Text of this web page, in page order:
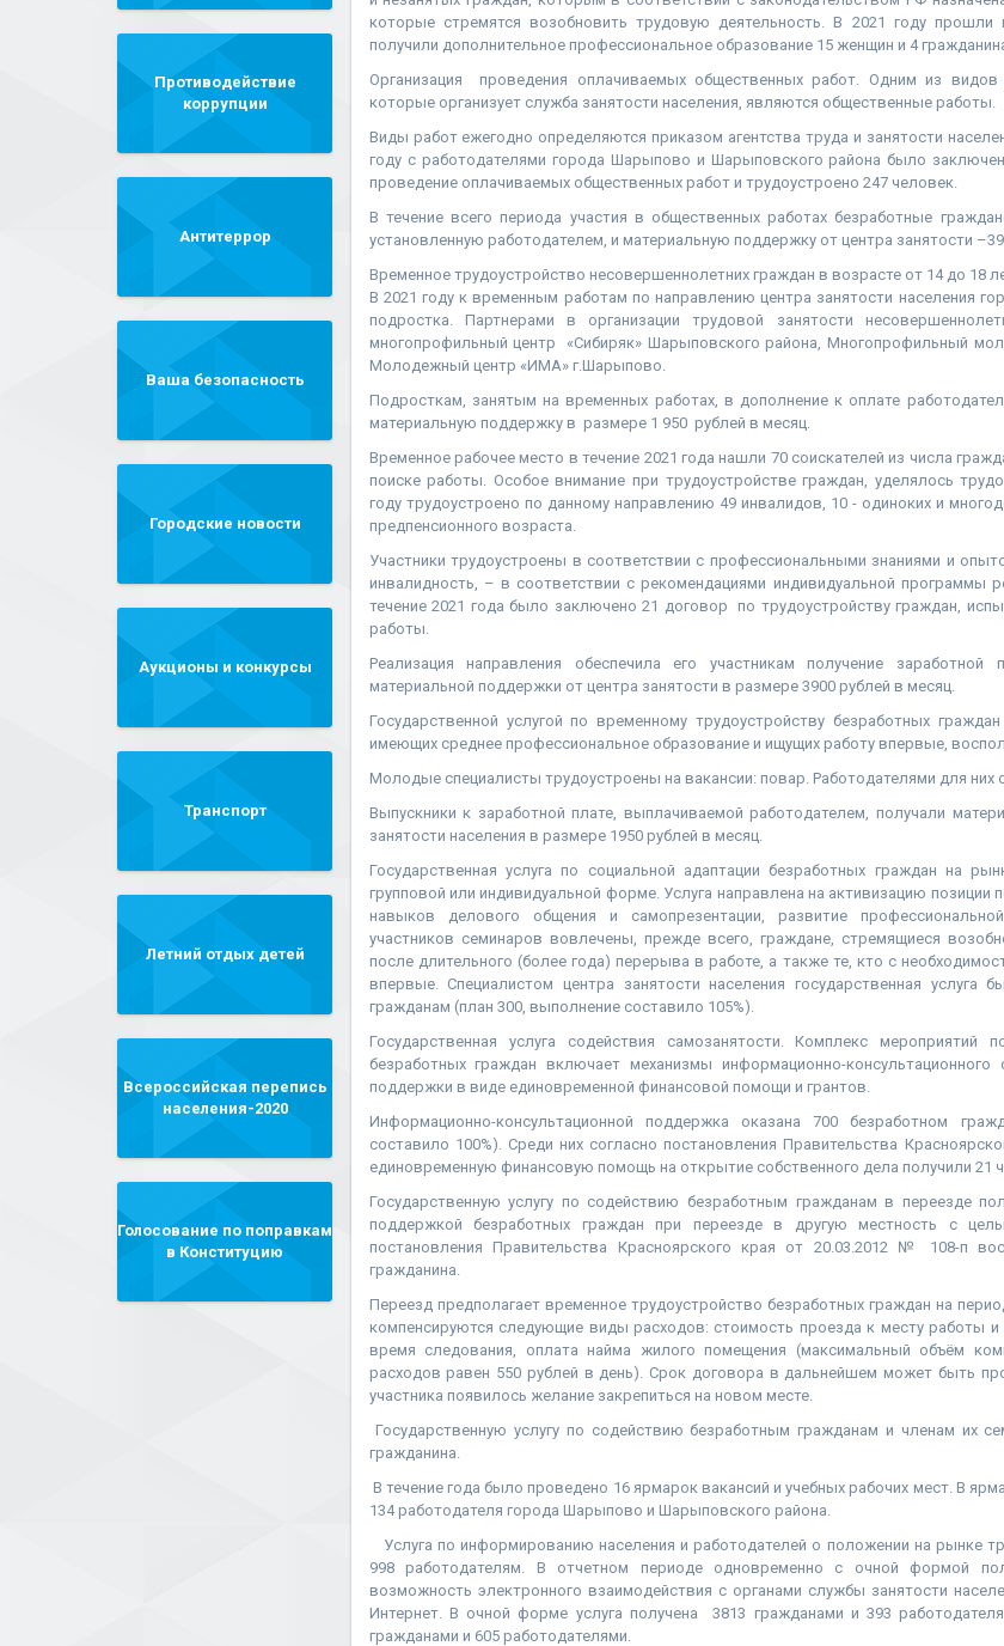
Противодействие
коррупции
Антитеррор
Ваша безопасность
Городские новости
Аукционы и конкурсы
Транспорт
Летний отдых детей
Всероссийская перепись
населения-2020
Голосование по поправкам
в Конституцию
которые стремятся возобновить трудовую деятельность. В 2021 году прошли
получили дополнительное профессиональное образование 15 женщин и 4
Организация проведения оплачиваемых общественных работ. Одним из видов
которые организует служба занятости населения, являются общественные работы.
Виды работ ежегодно определяются приказом агентства труда и занятости
году с работодателями города Шарыпово и Шарыповского района было
проведение оплачиваемых общественных работ и трудоустроено 247 человек.
В течение всего периода участия в общественных работах безработные
установленную работодателем, и материальную поддержку от центра занятости
Временное трудоустройство несовершеннолетних граждан в возрасте от 14 до 18
В 2021 году к временным работам по направлению центра занятости населения
подростка. Партнерами в организации трудовой занятости
многопрофильный центр «Сибиряк» Шарыповского района, Многопрофильный
Молодежный центр «ИМА» г.Шарыпово.
Подросткам, занятым на временных работах, в дополнение к оплате
материальную поддержку в размере 1 950 рублей в месяц.
Временное рабочее место в течение 2021 года нашли 70 соискателей из числа
поиске работы. Особое внимание при трудоустройстве граждан, уделялось
году трудоустроено по данному направлению 49 инвалидов, 10 - одиноких и
предпенсионного возраста.
Участники трудоустроены в соответствии с профессиональными знаниями и
инвалидность, – в соответствии с рекомендациями индивидуальной программы
течение 2021 года было заключено 21 договор по трудоустройству граждан,
работы.
Реализация направления обеспечила его участникам получение
материальной поддержки от центра занятости в размере 3900 рублей в месяц.
Государственной услугой по временному трудоустройству безработных
имеющих среднее профессиональное образование и ищущих работу впервые,
Молодые специалисты трудоустроены на вакансии: повар. Работодателями для них
Выпускники к заработной плате, выплачиваемой работодателем, получали
занятости населения в размере 1950 рублей в месяц.
Государственная услуга по социальной адаптации безработных граждан на
групповой или индивидуальной форме. Услуга направлена на активизацию позиции
навыков делового общения и самопрезентации, развитие
участников семинаров вовлечены, прежде всего, граждане, стремящиеся
после длительного (более года) перерыва в работе, а также те, кто с
впервые. Специалистом центра занятости населения государственная услуга
гражданам (план 300, выполнение составило 105%).
Государственная услуга содействия самозанятости. Комплекс мероприятий
безработных граждан включает механизмы информационно-
поддержки в виде единовременной финансовой помощи и грантов.
Информационно-консультационной поддержка оказана 700 безработном
составило 100%). Среди них согласно постановления Правительства
единовременную финансовую помощь на открытие собственного дела получили 21
Государственную услугу по содействию безработным гражданам в переезде
поддержкой безработных граждан при переезде в другую местность с
постановления Правительства Красноярского края от 20.03.2012 № 108-п
гражданина.
Переезд предполагает временное трудоустройство безработных граждан на
компенсируются следующие виды расходов: стоимость проезда к месту работы
время следования, оплата найма жилого помещения (максимальный объём
расходов равен 550 рублей в день). Срок договора в дальнейшем может быть
участника появилось желание закрепиться на новом месте.
Государственную услугу по содействию безработным гражданам и членам их
гражданина.
В течение года было проведено 16 ярмарок вакансий и учебных рабочих мест. В
134 работодателя города Шарыпово и Шарыповского района.
Услуга по информированию населения и работодателей о положении на рынке
998 работодателям. В отчетном периоде одновременно с очной формой
возможность электронного взаимодействия с органами службы занятости
Интернет. В очной форме услуга получена 3813 гражданами и 393
гражданами и 605 работодателями.